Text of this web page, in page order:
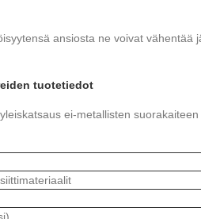
ansiosta ne voivat vähentää
tuotetiedot
ei-metallisten